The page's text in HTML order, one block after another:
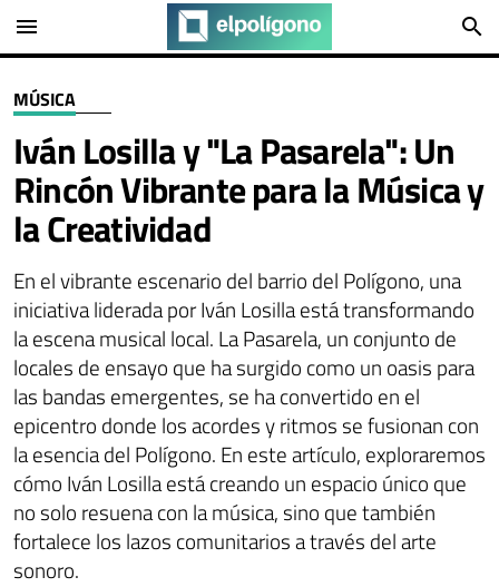
menu search
MÚSICA
Iván Losilla y "La Pasarela": Un
Rincón Vibrante para la Música y
la Creatividad
En el vibrante escenario del barrio del Polígono, una
iniciativa liderada por Iván Losilla está transformando
la escena musical local. La Pasarela, un conjunto de
locales de ensayo que ha surgido como un oasis para
las bandas emergentes, se ha convertido en el
epicentro donde los acordes y ritmos se fusionan con
la esencia del Polígono. En este artículo, exploraremos
cómo Iván Losilla está creando un espacio único que
no solo resuena con la música, sino que también
fortalece los lazos comunitarios a través del arte
sonoro.